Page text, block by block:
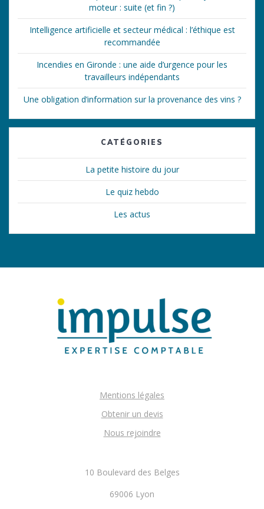
moteur : suite (et fin ?)
Intelligence artificielle et secteur médical : l’éthique est
recommandée
Incendies en Gironde : une aide d’urgence pour les
travailleurs indépendants
Une obligation d’information sur la provenance des vins ?
CATÉGORIES
La petite histoire du jour
Le quiz hebdo
Les actus
Mentions légales
Obtenir un devis
Nous rejoindre
10 Boulevard des Belges
69006 Lyon